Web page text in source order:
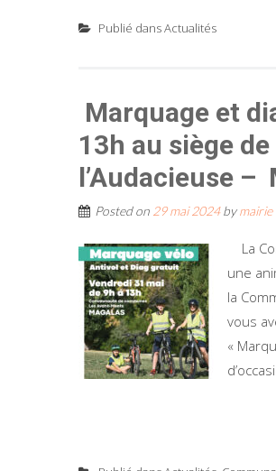
Publié dansActualités
Marquage et
13h au siège
l’Audacieuse –
Posted on 29 mai 2024bymairie
La
une
la
vous
«